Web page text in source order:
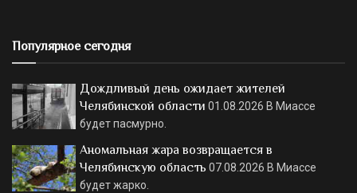
Популярное сегодня
Дождливый день ожидает жителей
Челябинской области 01.08.2026 В Миассе
будет пасмурно.
Аномальная жара возвращается в
Челябинскую область 07.08.2026 В Миассе
будет жарко.